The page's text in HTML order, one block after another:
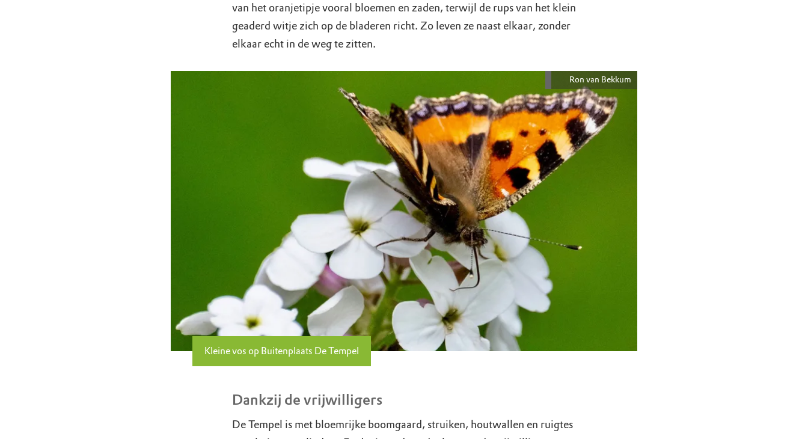
van het oranjetipje vooral bloemen en zaden, terwijl de rups van het klein
geaderd witje zich op de bladeren richt. Zo leven ze naast elkaar, zonder
elkaar echt in de weg te zitten.
Ron van Bekkum
Kleine vos op Buitenplaats De Tempel
Dankzij de vrijwilligers
De Tempel is met bloemrijke boomgaard, struiken, houtwallen en ruigtes